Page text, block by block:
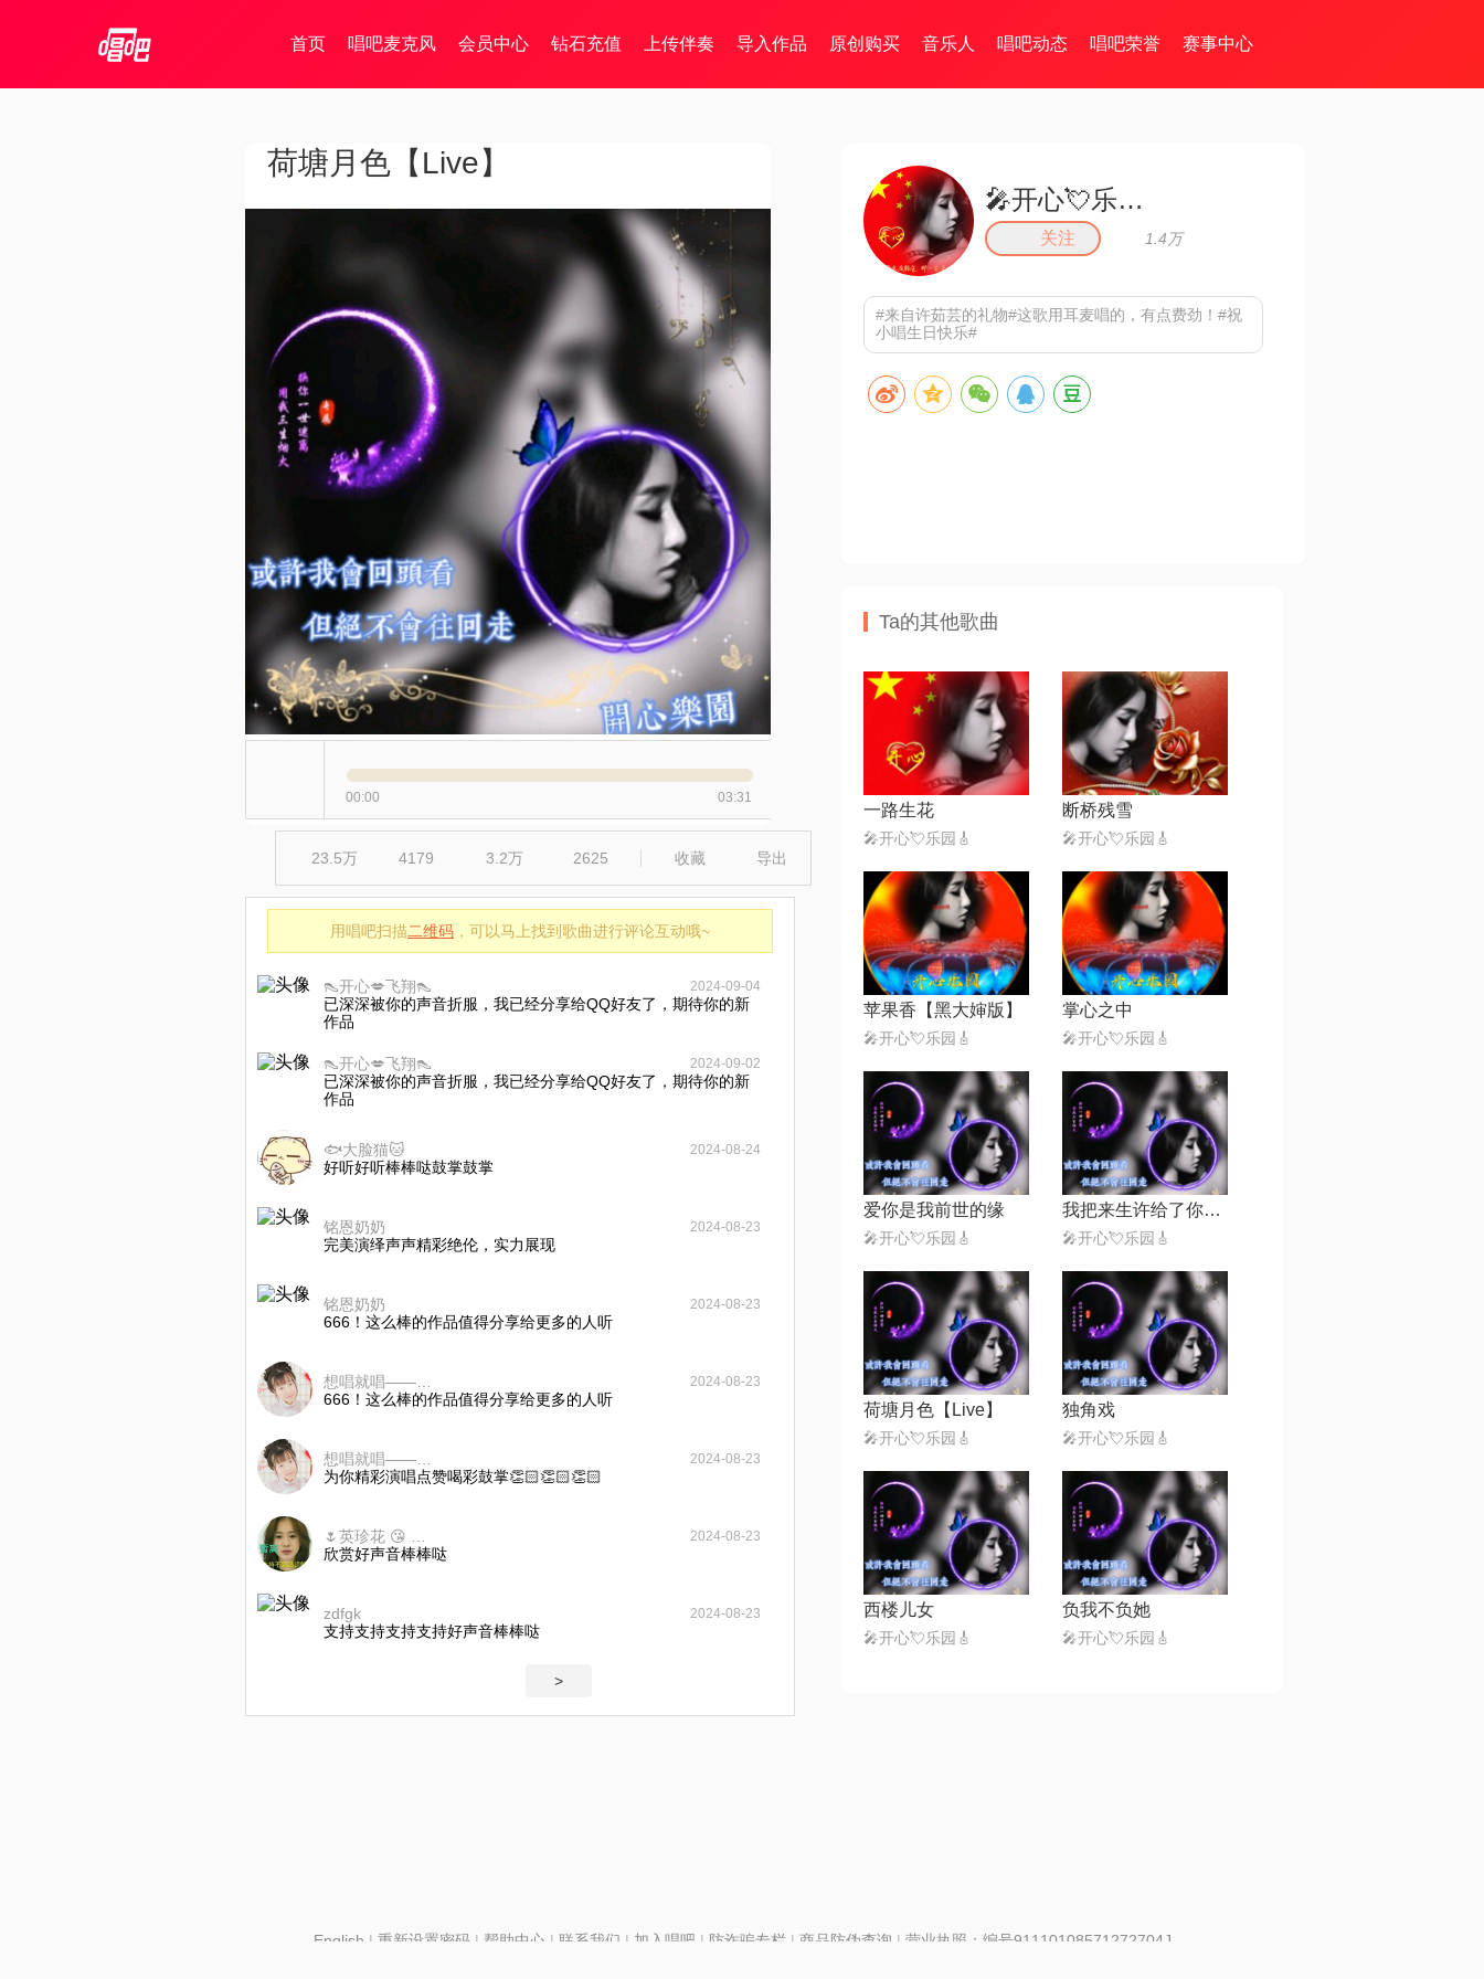
首页 唱吧麦克风 会员中心 钻石充值 上传伴奏 导入作品 原创购买 音乐人 唱吧动态 唱吧荣誉 赛事中心
荷塘月色【Live】
00:00 03:31
23.5万 4179 3.2万 2625 收藏 导出
用唱吧扫描二维码 ，可以马上找到歌曲进行评论互动哦~
👠开心💋飞翔👠 2024-09-04
已深深被你的声音折服，我已经分享给QQ好友了，期待你的新
作品
👠开心💋飞翔👠 2024-09-02
已深深被你的声音折服，我已经分享给QQ好友了，期待你的新
作品
🐟大脸猫🐱 2024-08-24
好听好听棒棒哒鼓掌鼓掌
铭恩奶奶 2024-08-23
完美演绎声声精彩绝伦，实力展现
铭恩奶奶 2024-08-23
666！这么棒的作品值得分享给更多的人听
2024-08-23
666！这么棒的作品值得分享给更多的人听
2024-08-23
为你精彩演唱点赞喝彩鼓掌👏🏻👏🏻👏🏻
2024-08-23
欣赏好声音棒棒哒
zdfgk 2024-08-23
支持支持支持支持好声音棒棒哒
>
🎤开心💘乐园🎸
关注 1.4万
#来自许茹芸的礼物#这歌用耳麦唱的，有点费劲！#祝
小唱生日快乐#
Ta的其他歌曲
一路生花
🎤开心💘乐园🎸
断桥残雪
🎤开心💘乐园🎸
苹果香【黑大婶版】
🎤开心💘乐园🎸
掌心之中
🎤开心💘乐园🎸
爱你是我前世的缘
🎤开心💘乐园🎸
我把来生许给了你（对唱版）
🎤开心💘乐园🎸
荷塘月色【Live】
🎤开心💘乐园🎸
独角戏
🎤开心💘乐园🎸
西楼儿女
🎤开心💘乐园🎸
负我不负她
🎤开心💘乐园🎸
English | 重新设置密码| 帮助中心 | 联系我们 | 加入唱吧 | 防诈骗专栏 | 商品防伪查询 | 营业执照：编号91110108571272704J